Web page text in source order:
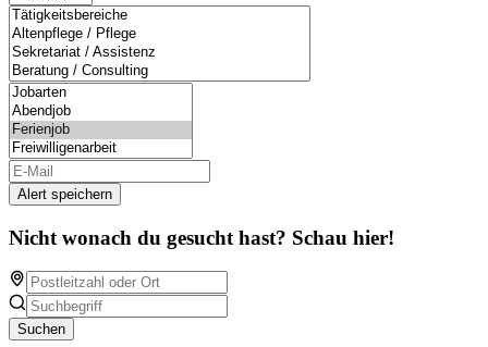
Alert speichern
Nicht wonach du gesucht hast? Schau hier!
Suchen